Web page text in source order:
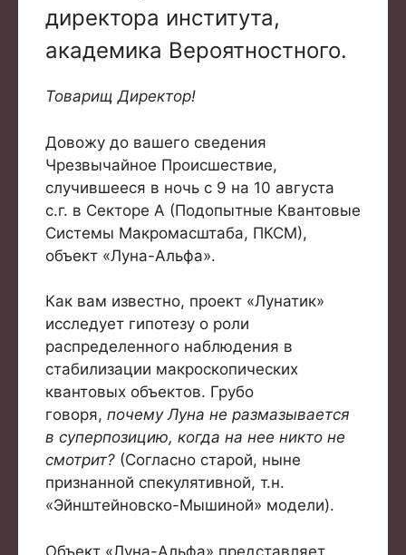
директора института,
академика Вероятностного.
Товарищ Директор!
Довожу до вашего сведения
Чрезвычайное Происшествие,
случившееся в ночь с 9 на 10 августа
с.г. в Секторе А (Подопытные Квантовые
Системы Макромасштаба, ПКСМ),
объект «Луна-Альфа».
Как вам известно, проект «Лунатик»
исследует гипотезу о роли
распределенного наблюдения в
стабилизации макроскопических
квантовых объектов. Грубо
говоря, почему Луна не размазывается
в суперпозицию, когда на нее никто не
смотрит? (Согласно старой, ныне
признанной спекулятивной, т.н.
«Эйнштейновско-Мышиной» модели).
Объект «Луна-Альфа» представляет